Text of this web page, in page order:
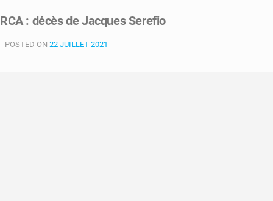
RCA : décès de Jacques Serefio
POSTED ON 22 JUILLET 2021